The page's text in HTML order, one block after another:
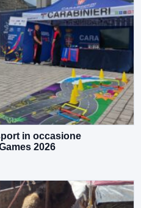
in occasione
2026